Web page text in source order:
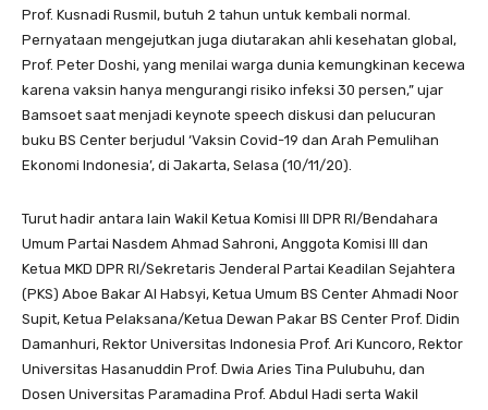
Prof. Kusnadi Rusmil, butuh 2 tahun untuk kembali normal.
Pernyataan mengejutkan juga diutarakan ahli kesehatan global,
Prof. Peter Doshi, yang menilai warga dunia kemungkinan kecewa
karena vaksin hanya mengurangi risiko infeksi 30 persen,” ujar
Bamsoet saat menjadi keynote speech diskusi dan pelucuran
buku BS Center berjudul ‘Vaksin Covid-19 dan Arah Pemulihan
Ekonomi Indonesia’, di Jakarta, Selasa (10/11/20).
Turut hadir antara lain Wakil Ketua Komisi III DPR RI/Bendahara
Umum Partai Nasdem Ahmad Sahroni, Anggota Komisi III dan
Ketua MKD DPR RI/Sekretaris Jenderal Partai Keadilan Sejahtera
(PKS) Aboe Bakar Al Habsyi, Ketua Umum BS Center Ahmadi Noor
Supit, Ketua Pelaksana/Ketua Dewan Pakar BS Center Prof. Didin
Damanhuri, Rektor Universitas Indonesia Prof. Ari Kuncoro, Rektor
Universitas Hasanuddin Prof. Dwia Aries Tina Pulubuhu, dan
Dosen Universitas Paramadina Prof. Abdul Hadi serta Wakil